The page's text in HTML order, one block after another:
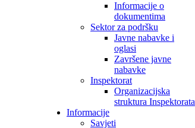
Informacije o
dokumentima
Sektor za podršku
Javne nabavke i
oglasi
Završene javne
nabavke
Inspektorat
Organizacijska
struktura Inspektorata
Informacije
Savjeti